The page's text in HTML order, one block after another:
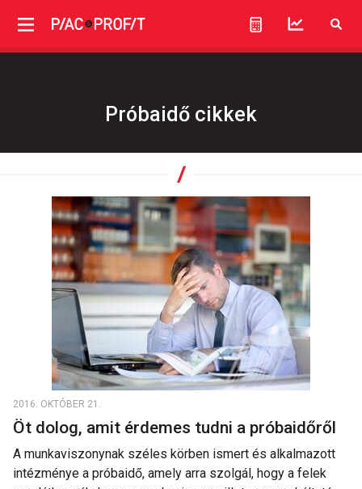
Próbaidő cikkek
2016. OKTÓBER 21.
Öt dolog, amit érdemes tudni a próbaidőről
A munkaviszonynak széles körben ismert és alkalmazott
intézménye a próbaidő, amely arra szolgál, hogy a felek